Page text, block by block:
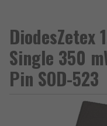
DiodesZetex
Single 350
Pin SOD-523